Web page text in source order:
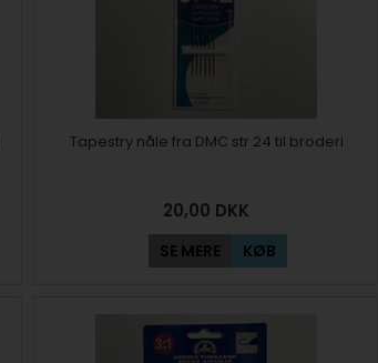
Tapestry nåle fra DMC str 24 til broderi
20,00 DKK
SE MERE KØB